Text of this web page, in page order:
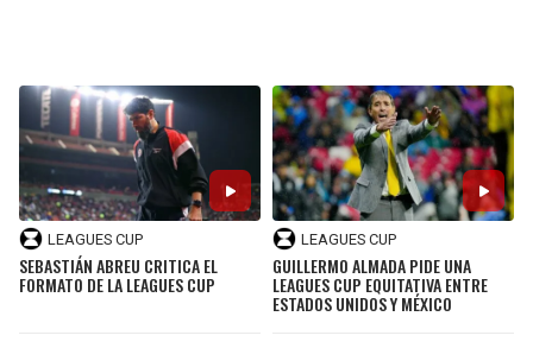
LEAGUES CUP
SEBASTIÁN ABREU CRITICA EL
FORMATO DE LA LEAGUES CUP
LEAGUES CUP
GUILLERMO ALMADA PIDE UNA
LEAGUES CUP EQUITATIVA ENTRE
ESTADOS UNIDOS Y MÉXICO